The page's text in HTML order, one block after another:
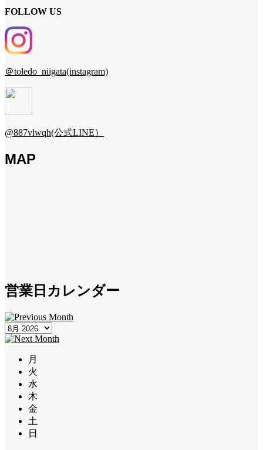
FOLLOW US
＠toledo_niigata(instagram)
@887vlwqh(公式LINE）
MAP
営業日カレンダー
月
火
水
木
金
土
日